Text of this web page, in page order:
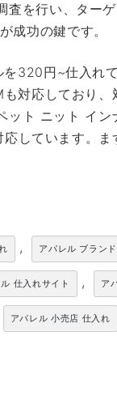
を行い、ター
成功の鍵です。
320円~仕入れ
対応しており
ト ニット イン
しています。
, アパレル ブラン
仕入れサイト , ア
アパレル 小売店 仕入れ